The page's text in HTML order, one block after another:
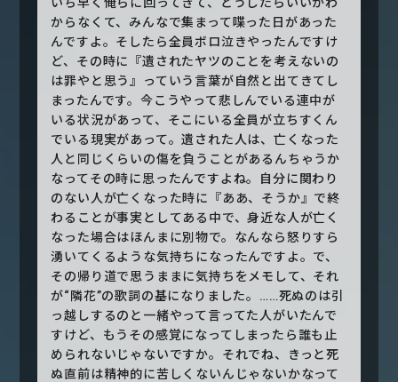
からなくて、みんなで集まって喋った日があった
んですよ。そしたら全員ボロ泣きやったんですけ
ど、その時に『遺されたヤツのことを考えないの
は罪やと思う』っていう言葉が自然と出てきてし
まったんです。今こうやって悲しんでいる連中が
いる状況があって、そこにいる全員が立ちすくん
でいる現実があって。遺された人は、亡くなった
人と同じくらいの傷を負うことがあるんちゃうか
なってその時に思ったんですよね。自分に関わり
のない人が亡くなった時に『ああ、そうか』で終
わることが事実としてある中で、身近な人が亡く
なった場合はほんまに別物で。なんなら怒りすら
湧いてくるような気持ちになったんですよ。で、
その帰り道で思うままに気持ちをメモして、それ
が“隣花”の歌詞の基になりました。……死ぬのは引
っ越しするのと一緒やって言ってた人がいたんで
すけど、もうその感覚になってしまったら誰も止
められないじゃないですか。それでね、きっと死
ぬ直前は精神的に苦しくないんじゃないかなって